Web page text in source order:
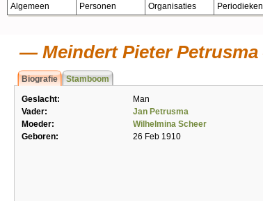
Algemeen Personen Organisaties Periodieken
Meindert Pieter Petrusma
Biografie Stamboom
Geslacht:
Man
Vader:
Jan Petrusma
Moeder:
Wilhelmina Scheer
Geboren:
26 Feb 1910